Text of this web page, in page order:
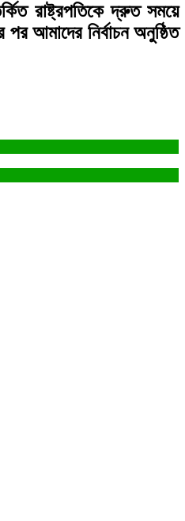
রাষ্ট্রপতিকে দ্রুত সময়ে
আমাদের নির্বাচন অনুষ্ঠিত